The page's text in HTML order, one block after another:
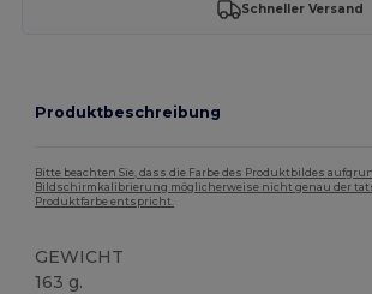
Schneller Versand
Produktbeschreibung
Bitte beachten Sie, dass die Farbe des Produktbildes
Bildschirmkalibrierung möglicherweise nicht genau der
Produktfarbe entspricht.
GEWICHT
163 g.